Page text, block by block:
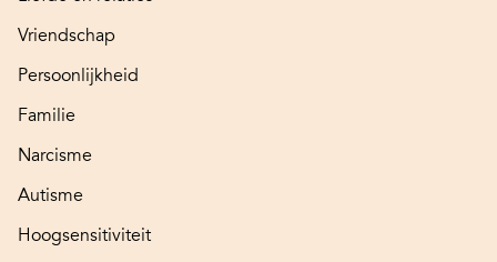
Vriendschap
Persoonlijkheid
Familie
Narcisme
Autisme
Hoogsensitiviteit